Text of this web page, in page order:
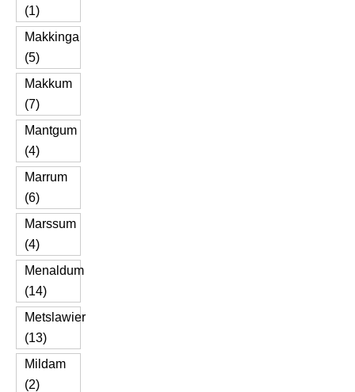
(1)
Makkinga
(5)
Makkum
(7)
Mantgum
(4)
Marrum
(6)
Marssum
(4)
Menaldum
(14)
Metslawier
(13)
Mildam
(2)